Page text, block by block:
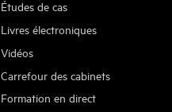
Études de cas
Livres électroniques
Vidéos
Carrefour des cabinets
Formation en direct